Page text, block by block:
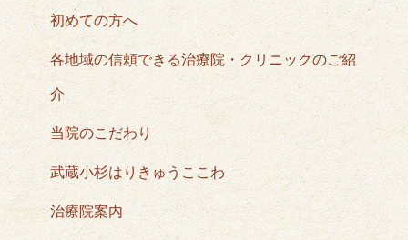
初めての方へ
各地域の信頼できる治療院・クリニックのご紹
介
当院のこだわり
武蔵小杉はりきゅうここわ
治療院案内